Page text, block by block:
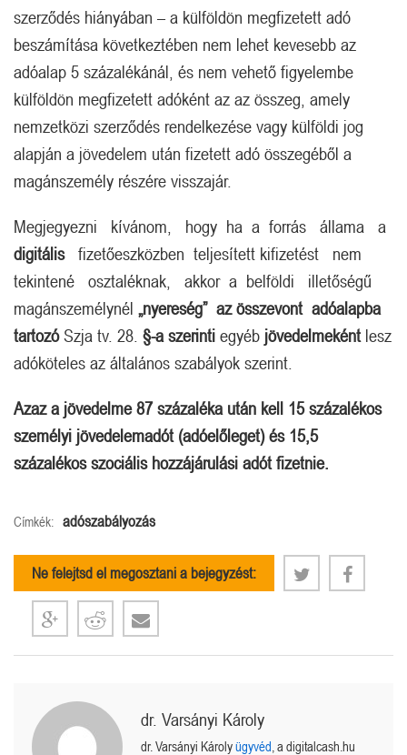
szerződés hiányában – a külföldön megfizetett adó
beszámítása következtében nem lehet kevesebb az
adóalap 5 százalékánál, és nem vehető figyelembe
külföldön megfizetett adóként az az összeg, amely
nemzetközi szerződés rendelkezése vagy külföldi jog
alapján a jövedelem után fizetett adó összegéből a
magánszemély részére visszajár.
Megjegyezni kívánom, hogy ha a forrás állama a
digitális fizetőeszközben teljesített kifizetést nem
tekintené osztaléknak, akkor a belföldi illetőségű
magánszemélynél „nyereség” az összevont adóalapba
tartozóSzja tv. 28. §-a szerinti egyéb jövedelmeként lesz
adóköteles az általános szabályok szerint.
Azaz a jövedelme 87 százaléka után kell 15 százalékos
személyi jövedelemadót (adóelőleget) és 15,5
százalékos szociális hozzájárulási adót fizetnie.
Címkék: adószabályozás
Ne felejtsd el megosztani a bejegyzést:
dr. Varsányi Károly
dr. Varsányi Károlyügyvéd , a digitalcash.hu